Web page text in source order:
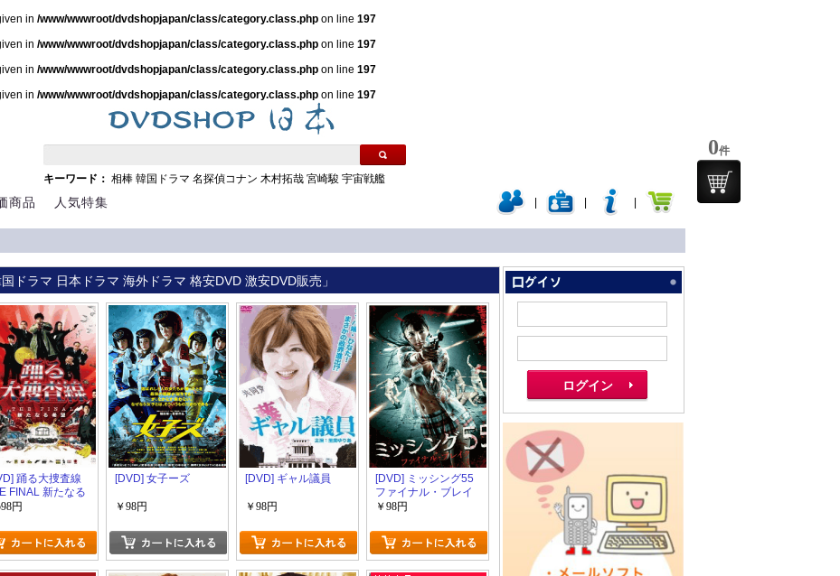
in /www/wwwroot/dvdshopjapan/class/category.class.php on line 197
in /www/wwwroot/dvdshopjapan/class/category.class.php on line 197
in /www/wwwroot/dvdshopjapan/class/category.class.php on line 197
in /www/wwwroot/dvdshopjapan/class/category.class.php on line 197
キーワード： 相棒 韓国ドラマ 名探偵コナン 木村拓哉 宮崎駿 宇宙戦艦
商品 人気特集
国ドラマ 日本ドラマ 海外ドラマ 格安DVD 激安DVD販売」
踊る大捜査線
FINAL 新たなる
円
[DVD] 女子ーズ
￥98円
[DVD] ギャル議員
￥98円
[DVD] ミッシング55
ファイナル・ブレイ
ク
￥98円
0件